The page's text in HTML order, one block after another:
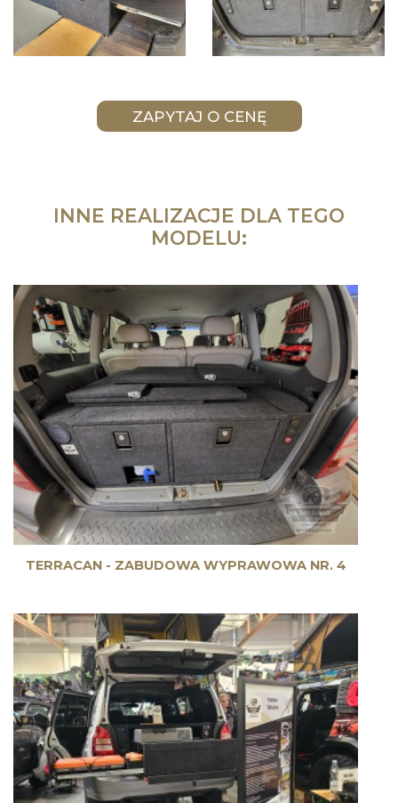
INNE REALIZACJE DLA TEGO
MODELU:
TERRACAN - ZABUDOWA WYPRAWOWA NR. 4